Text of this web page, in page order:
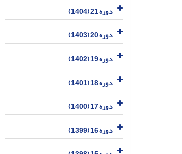
دوره 21 (1404)
دوره 20 (1403)
دوره 19 (1402)
دوره 18 (1401)
دوره 17 (1400)
دوره 16 (1399)